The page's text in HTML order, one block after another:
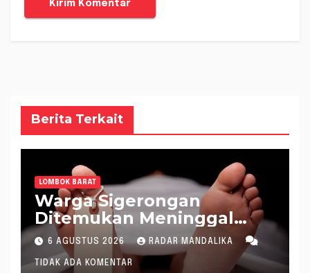
Berita Terkait
LOMBOK BARAT
Warga Sigerongan
Ditemukan Meninggal
saat Setrum Ikan di
Sungai
6 AGUSTUS 2026 RADAR MANDALIKA
TIDAK ADA KOMENTAR